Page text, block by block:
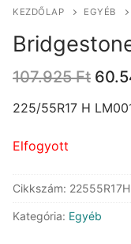
KEZDŐLAP EGYÉB
107.925Ft
was:
225/55R17 H
Elfogyott
Cikkszám:
Kategória: Egyéb